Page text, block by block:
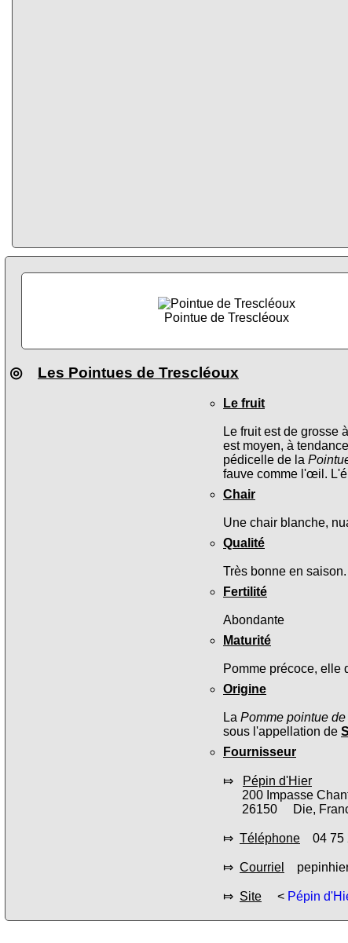
Pointue de Trescléoux
◎ Les Pointues de Trescléoux
Le fruit
Le fruit est de grosse
est moyen, à
pédicelle de la
fauve comme l'œil.
Chair
Une chair blanche,
Qualité
Très bonne en saison.
Fertilité
Abondante
Maturité
Pomme précoce, elle
Origine
La Pomme pointue
sous l'appellation de
Fournisseur
⤇
Pépin d'Hier
200 Impasse
26150 Die,
⤇ Téléphone 04 75
⤇ Courriel
⤇ Site < Pépin